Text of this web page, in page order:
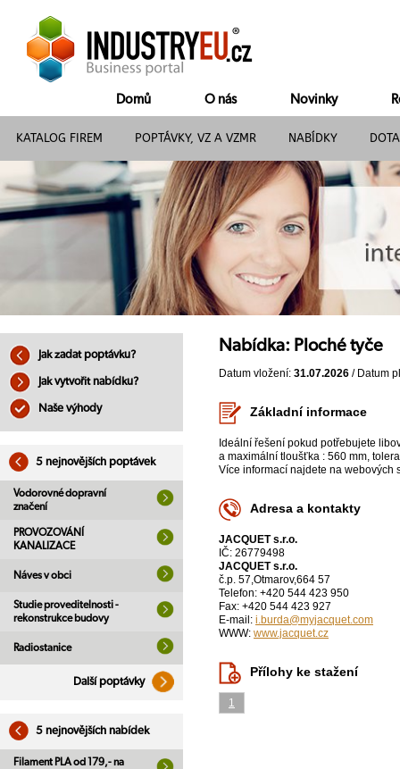
Domů O nás Novinky
KATALOG FIREM POPTÁVKY, VZ A VZMR NABÍDKY
Jak zadat poptávku?
Jak vytvořit nabídku?
Naše výhody
5 nejnovějších poptávek
Vodorovné dopravní
značení
PROVOZOVÁNÍ
KANALIZACE
Náves v obci
Studie proveditelnosti -
rekonstrukce budovy
Radiostanice
Další poptávky
5 nejnovějších nabídek
Filament PLA od 179,- na
Nabídka: Ploché tyče
Datum vložení: 31.07.2026 / Datum
Základní informace
Ideální řešení pokud potřebujete
a maximální tloušťka : 560 mm,
Více informací najdete na webových
Adresa a kontakty
JACQUET s.r.o.
IČ: 26779498
JACQUET s.r.o.
č.p. 57,Otmarov,664 57
Telefon: +420 544 423 950
Fax: +420 544 423 927
E-mail: i.burda@myjacquet.com
WWW: www.jacquet.cz
Přílohy ke stažení
1